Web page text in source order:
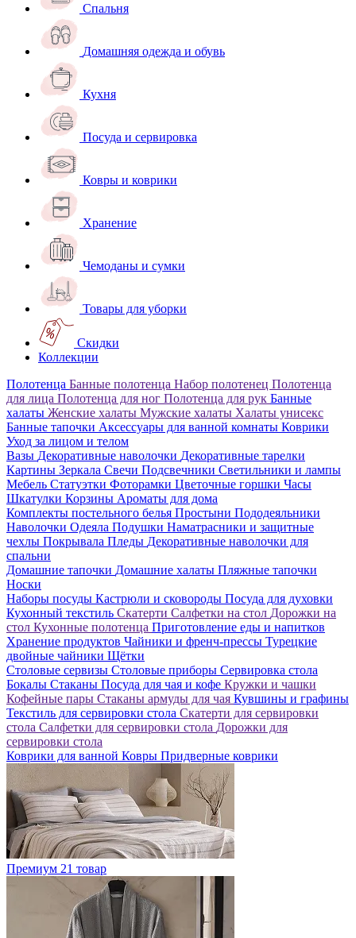
Спальня
Домашняя одежда и обувь
Кухня
Посуда и сервировка
Ковры и коврики
Хранение
Чемоданы и сумки
Товары для уборки
Скидки
Коллекции
Полотенца Банные полотенца Набор полотенец Полотенца
для лица Полотенца для ног Полотенца для рук Банные
халаты Женские халаты Мужские халаты Халаты унисекс
Банные тапочки Аксессуары для ванной комнаты Коврики
Уход за лицом и телом
Вазы Декоративные наволочки Декоративные тарелки
Картины Зеркала Свечи Подсвечники Светильники и лампы
Мебель Статуэтки Фоторамки Цветочные горшки Часы
Шкатулки Корзины Ароматы для дома
Комплекты постельного белья Простыни Пододеяльники
Наволочки Одеяла Подушки Наматрасники и защитные
чехлы Покрывала Пледы Декоративные наволочки для
спальни
Домашние тапочки Домашние халаты Пляжные тапочки
Носки
Наборы посуды Кастрюли и сковороды Посуда для духовки
Кухонный текстиль Скатерти Салфетки на стол Дорожки на
стол Кухонные полотенца Приготовление еды и напитков
Хранение продуктов Чайники и френч-прессы Турецкие
двойные чайники Щётки
Столовые сервизы Столовые приборы Сервировка стола
Бокалы Стаканы Посуда для чая и кофе Кружки и чашки
Кофейные пары Стаканы армуды для чая Кувшины и графины
Текстиль для сервировки стола Скатерти для сервировки
стола Салфетки для сервировки стола Дорожки для
сервировки стола
Коврики для ванной Ковры Придверные коврики
Премиум 21 товар